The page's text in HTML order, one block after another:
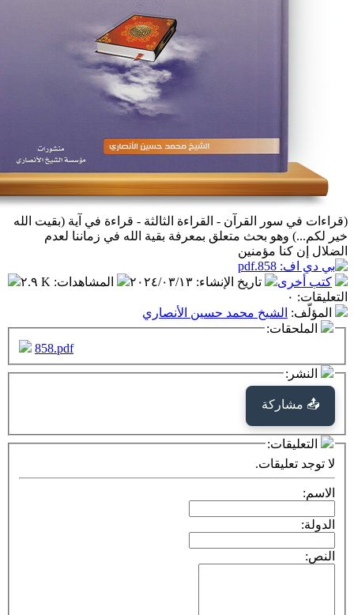
القرآن - القراءة الثالثة - قراءة في آية (بقيت الله
بحث متعلق بمعرفة بقية الله في زماننا لعدم
مؤمنين
تاريخ الإنشاء:٢٠٢٤/٠٣/١٣ المشاهدات:٢.٩ K
محمد حسين الأنصاري